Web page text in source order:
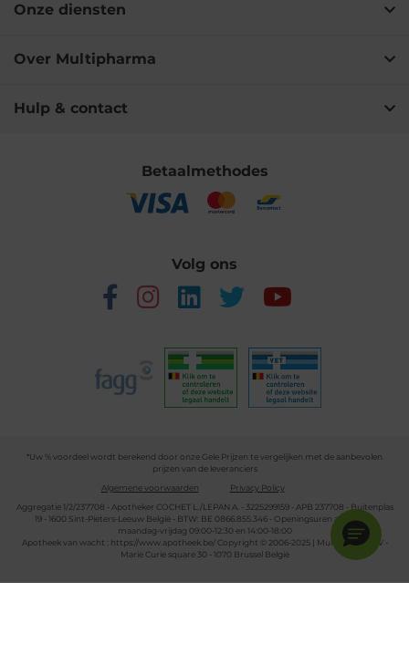
Onze diensten
Over Multipharma
Hulp & contact
Betaalmethodes
Volg ons
*Uw % voordeel wordt berekend door onze Gele Prijzen te vergelijken met de aanbevolen
prijzen van de leveranciers
Algemene voorwaarden
Privacy Policy
Aggregatie 1/2/237708 - Apotheker COCHET L./LEPAN A. - 3225299159 - APB 237708 - Buitenplas
19 - 1600 Sint-Pieters-Leeuw België - BTW: BE 0866.855.346 - Openingsuren apotheek:
maandag-vrijdag 09:00-12:30 en 14:00-18:00
Apotheek van wacht :
https://www.apotheek.be/Copyright © 2006-2025 | Multipharma CV -
Marie Curie square 30 - 1070 Brussel België